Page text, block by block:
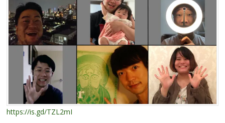
https://is.gd/TZL2mI